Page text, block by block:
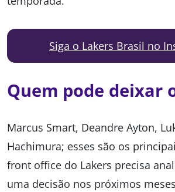
Siga o Lakers Brasil no
Quem pode deixar
Marcus Smart, Deandre Ayton,
Hachimura; esses são os
front office do Lakers precisa
uma decisão nos próximos